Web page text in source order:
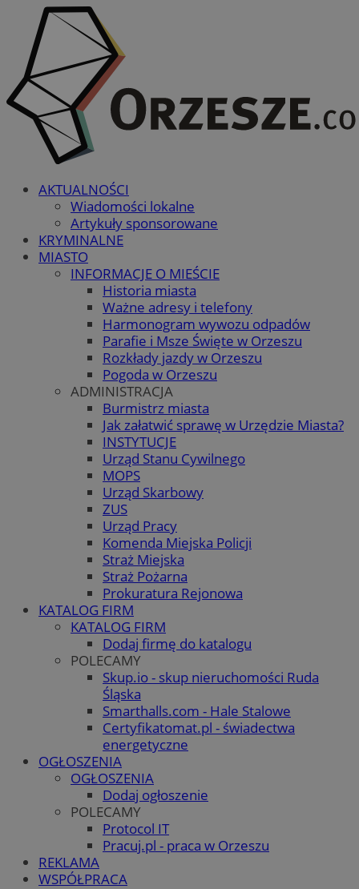
AKTUALNOŚCI
Wiadomości lokalne
Artykuły sponsorowane
KRYMINALNE
MIASTO
INFORMACJE O MIEŚCIE
Historia miasta
Ważne adresy i telefony
Harmonogram wywozu odpadów
Parafie i Msze Święte w Orzeszu
Rozkłady jazdy w Orzeszu
Pogoda w Orzeszu
ADMINISTRACJA
Burmistrz miasta
Jak załatwić sprawę w Urzędzie Miasta?
INSTYTUCJE
Urząd Stanu Cywilnego
MOPS
Urząd Skarbowy
ZUS
Urząd Pracy
Komenda Miejska Policji
Straż Miejska
Straż Pożarna
Prokuratura Rejonowa
KATALOG FIRM
KATALOG FIRM
Dodaj firmę do katalogu
POLECAMY
Skup.io - skup nieruchomości Ruda
Śląska
Smarthalls.com - Hale Stalowe
Certyfikatomat.pl - świadectwa
energetyczne
OGŁOSZENIA
OGŁOSZENIA
Dodaj ogłoszenie
POLECAMY
Protocol IT
Pracuj.pl - praca w Orzeszu
REKLAMA
WSPÓŁPRACA